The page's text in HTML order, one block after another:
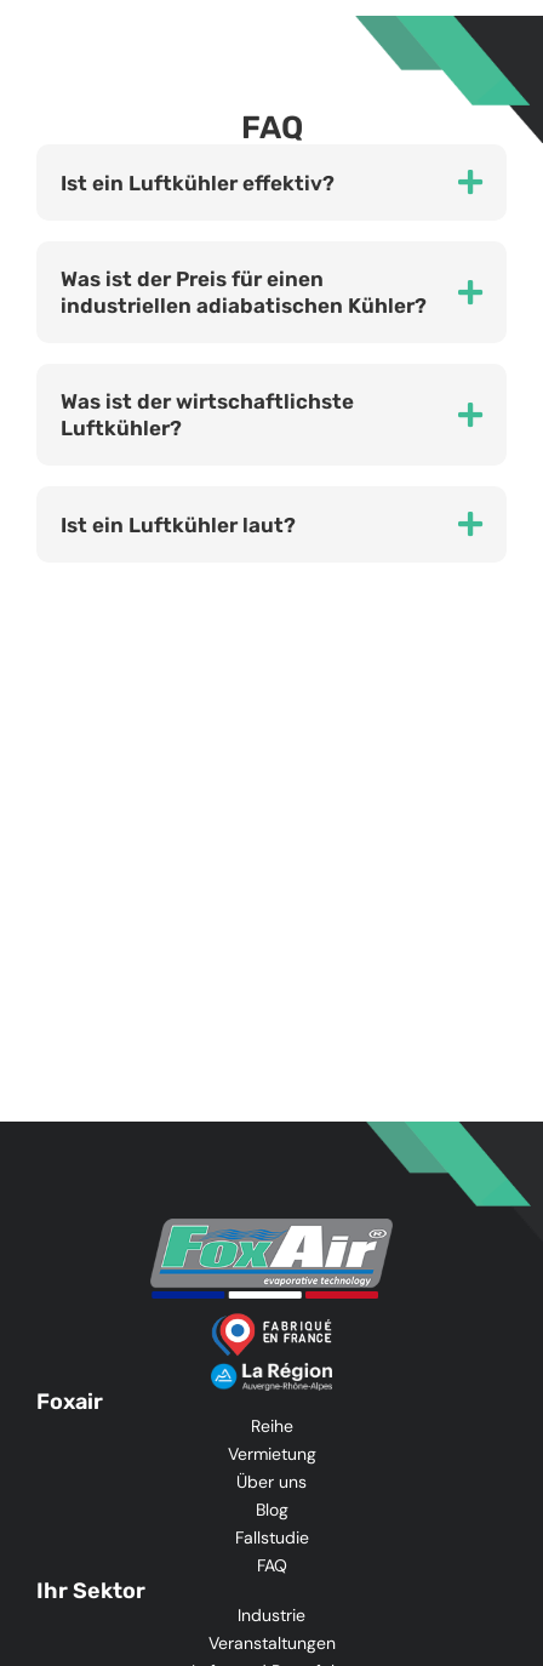
FAQ
Ist ein Luftkühler effektiv?
Was ist der Preis für einen
industriellen adiabatischen Kühler?
Was ist der wirtschaftlichste
Luftkühler?
Ist ein Luftkühler laut?
Foxair
Reihe
Vermietung
Über uns
Blog
Fallstudie
FAQ
Ihr Sektor
Industrie
Veranstaltungen